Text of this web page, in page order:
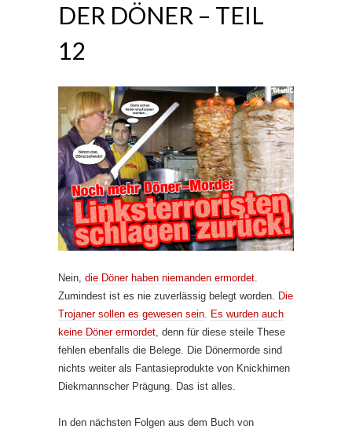
DER DÖNER – TEIL
12
Nein, die Döner haben niemanden ermordet
Zumindest ist es nie zuverlässig belegt worden.
Die
Trojaner sollen es gewesen sein
Es wurden auch
keine Döner ermordet , denn für diese steile These
fehlen ebenfalls die Belege. Die Dönermorde sind
nichts weiter als Fantasieprodukte von Knickhirnen
Diekmannscher Prägung. Das ist alles.
In den nächsten Folgen aus dem Buch von